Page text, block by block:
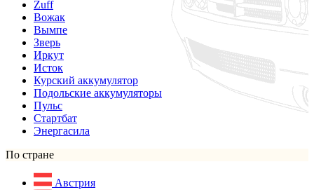
Zuff
Вожак
Вымпе
Зверь
Иркут
Исток
Курский аккумулятор
Подольские аккумуляторы
Пульс
Стартбат
Энергасила
По стране
Австрия